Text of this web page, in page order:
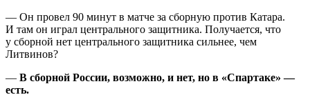
— Он провел 90 минут в матче за сборную против Катара.
И там он играл центрального защитника. Получается, что
у сборной нет центрального защитника сильнее, чем
Литвинов?
— В сборной России, возможно, и нет, но в «Спартаке» —
есть.